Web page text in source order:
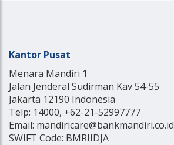
Kantor Pusat
Menara Mandiri 1
Jalan Jenderal Sudirman Kav 54-55
Jakarta 12190 Indonesia
Telp: 14000, +62-21-52997777
Email: mandiricare@bankmandiri.co.id
SWIFT Code: BMRIIDJA